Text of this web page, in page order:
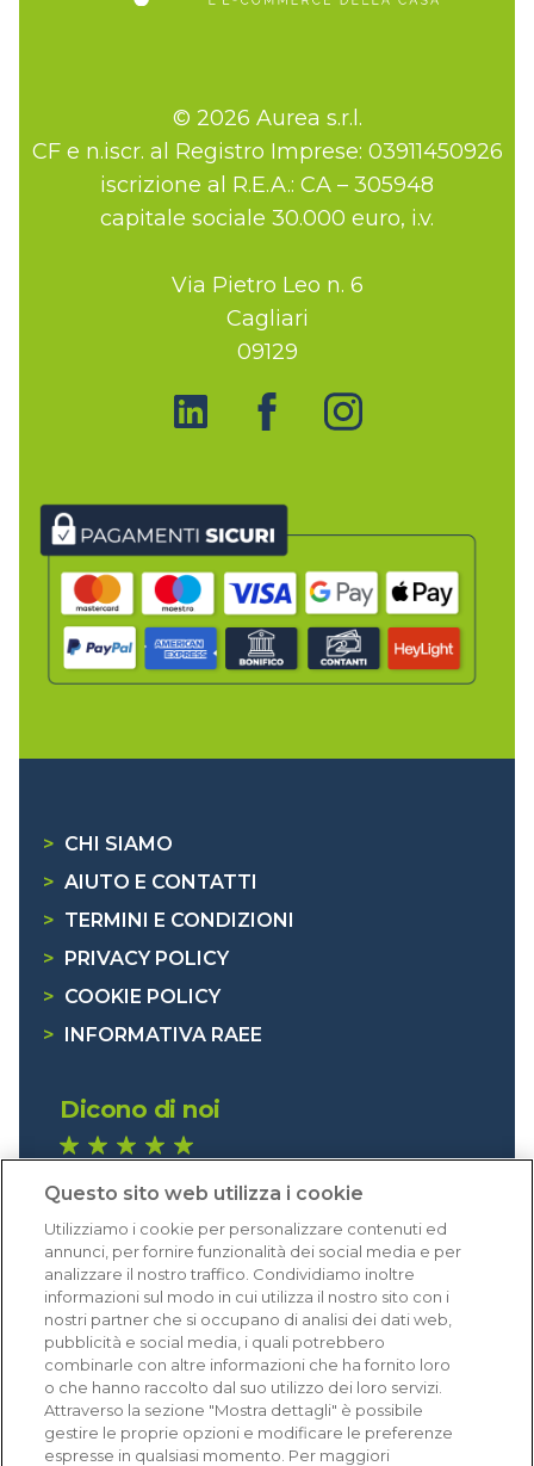
© 2026 Aurea s.r.l.
CF e n.iscr. al Registro Imprese: 03911450926
iscrizione al R.E.A.: CA – 305948
capitale sociale 30.000 euro, i.v.
Via Pietro Leo n. 6
Cagliari
09129
> CHI SIAMO
> AIUTO E CONTATTI
> TERMINI E CONDIZIONI
> PRIVACY POLICY
> COOKIE POLICY
> INFORMATIVA RAEE
Dicono di noi
Eccellente (4,8)
Acquisti verificati
Questo sito web utilizza i cookie
Utilizziamo i cookie per personalizzare contenuti ed
annunci, per fornire funzionalità dei social media e per
analizzare il nostro traffico. Condividiamo inoltre
informazioni sul modo in cui utilizza il nostro sito con i
nostri partner che si occupano di analisi dei dati web,
pubblicità e social media, i quali potrebbero
combinarle con altre informazioni che ha fornito loro
o che hanno raccolto dal suo utilizzo dei loro servizi.
Attraverso la sezione "Mostra dettagli" è possibile
gestire le proprie opzioni e modificare le preferenze
espresse in qualsiasi momento. Per maggiori